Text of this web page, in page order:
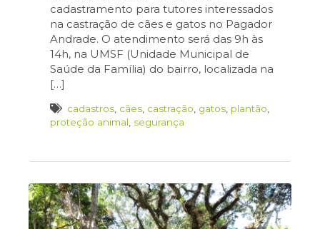
cadastramento para tutores interessados
na castração de cães e gatos no Pagador
Andrade. O atendimento será das 9h às
14h, na UMSF (Unidade Municipal de
Saúde da Família) do bairro, localizada na
[…]
cadastros cães castração gatos plantão
proteção animal segurança